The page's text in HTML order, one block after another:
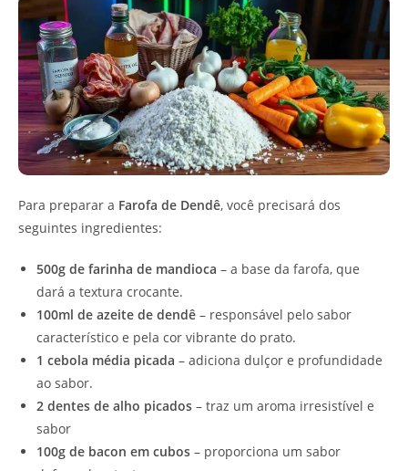
Para preparar a Farofa de Dendê, você precisará dos
seguintes ingredientes:
500g de farinha de mandioca – a base da farofa, que
dará a textura crocante.
100ml de azeite de dendê – responsável pelo sabor
característico e pela cor vibrante do prato.
1 cebola média picada – adiciona dulçor e profundidade
ao sabor.
2 dentes de alho picados – traz um aroma irresistível e
sabor
100g de bacon em cubos – proporciona um sabor